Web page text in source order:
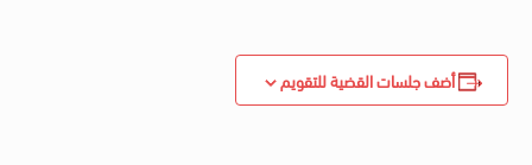
أضف جلسات القضية للتقويم